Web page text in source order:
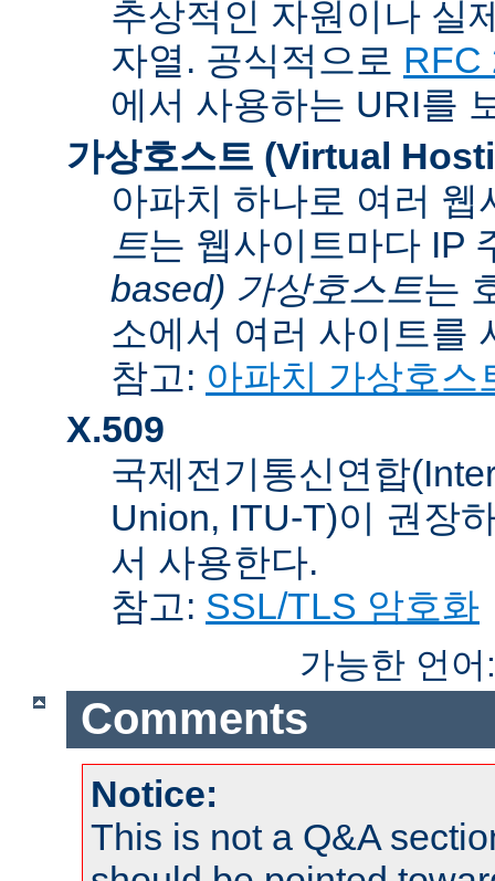
추상적인 자원이나 실
자열. 공식적으로 RFC
에서 사용하는 URI를
가상호스트 (Virtual
아파치 하나로 여러
트는 웹사이트마다 IP
based) 가상호스트는
소에서 여러 사이트를
참고: 아파치 가상호스
X.509
국제전기통신연합
Union, ITU-T)이 권장
서 사용한다.
참고: SSL/TLS 암호화
가능한 언
Comments
Notice:
This is not a Q&A